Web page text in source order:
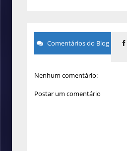
Comentários do Blog
Nenhum comentário:
Postar um comentário